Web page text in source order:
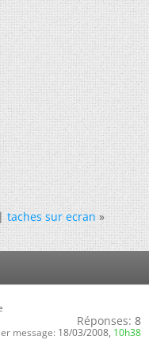
taches sur ecran »
Réponses: 8
message: 18/03/2008, 10h38